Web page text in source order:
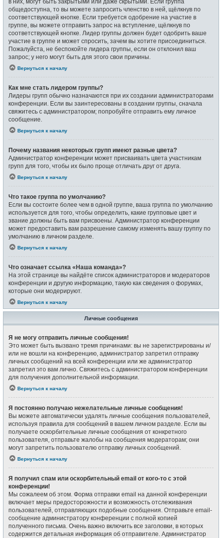
общедоступна, то вы можете запросить членство в ней, щёлкнув по
соответствующей кнопке. Если требуется одобрение на участие в
группе, вы можете отправить запрос на вступление, щёлкнув по
соответствующей кнопке. Лидер группы должен будет одобрить ваше
участие в группе и может спросить, зачем вы хотите присоединиться.
Пожалуйста, не беспокойте лидера группы, если он отклонил ваш
запрос; у него могут быть для этого свои причины.
Вернуться к началу
Как мне стать лидером группы?
Лидеры групп обычно назначаются при их создании администраторами
конференции. Если вы заинтересованы в создании группы, сначала
свяжитесь с администратором; попробуйте отправить ему личное
сообщение.
Вернуться к началу
Почему названия некоторых групп имеют разные цвета?
Администратор конференции может присваивать цвета участникам
групп для того, чтобы их было проще отличать друг от друга.
Вернуться к началу
Что такое группа по умолчанию?
Если вы состоите более чем в одной группе, ваша группа по умолчанию
используется для того, чтобы определить, какие групповые цвет и
звание должны быть вам присвоены. Администратор конференции
может предоставить вам разрешение самому изменять вашу группу по
умолчанию в личном разделе.
Вернуться к началу
Что означает ссылка «Наша команда»?
На этой странице вы найдёте список администраторов и модераторов
конференции и другую информацию, такую как сведения о форумах,
которые они модерируют.
Вернуться к началу
Личные сообщения
Я не могу отправить личные сообщения!
Это может быть вызвано тремя причинами: вы не зарегистрированы и/
или не вошли на конференцию, администратор запретил отправку
личных сообщений на всей конференции или же администратор
запретил это вам лично. Свяжитесь с администратором конференции
для получения дополнительной информации.
Вернуться к началу
Я постоянно получаю нежелательные личные сообщения!
Вы можете автоматически удалять личные сообщения пользователей,
используя правила для сообщений в вашем личном разделе. Если вы
получаете оскорбительные личные сообщения от конкретного
пользователя, отправьте жалобы на сообщения модераторам; они
могут запретить пользователю отправку личных сообщений.
Вернуться к началу
Я получил спам или оскорбительный email от кого-то с этой
конференции!
Мы сожалеем об этом. Форма отправки email на данной конференции
включает меры предосторожности и возможность отслеживания
пользователей, отправляющих подобные сообщения. Отправьте email-
сообщение администратору конференции с полной копией
полученного письма. Очень важно включить все заголовки, в которых
содержится детальная информация об отправителе. Администратор